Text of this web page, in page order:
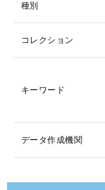
種別
コレクション
キーワード
データ作成機関